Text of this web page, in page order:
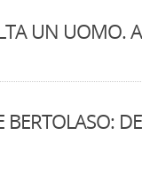
UN UOMO.
BERTOLASO: